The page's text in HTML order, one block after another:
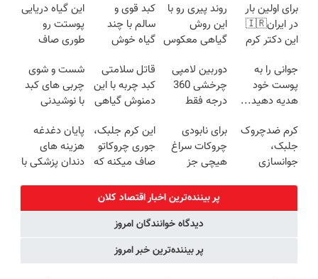
برای اولین بار
در ایران🇮🇷
این دکتر کرم
روزه ساخت!
روند پیری رو با
این روش
گیاهی معکوس
کبد قوی و
سالم با چند
گیاه خوش
این گیاه دریایی
پوستت رو
طوری صاف
20سال جوون
شدی🔥
جوانی را به
پوست خود
هدیه دهید...
دوربین لامپی
چرخشی 360
درجه فقط
🔥 پرداخت
درب منزل
قاتل سلامتی
کبد چربه با این
دمنوش گیاهی
شست و شوی
چربی های کبد
با نوشیدنی
کرم ضدچروک
جلبک،
جوانسازی
برای نابودی
چروکات سراغ
هیچی جز
نرو(تخفیف40%)
این کرم جلبک،
جوری چروکاتو
صاف میکنه که
کردی!(تخفیف
ویژه)
پایان دغدغه
هزینه های
دندان پزشکی با
پر بیننده‌ترین اخبار اقتصاد كلان
دیدگاه خوانندگان امروز
پر بیننده‌ترین خبر امروز